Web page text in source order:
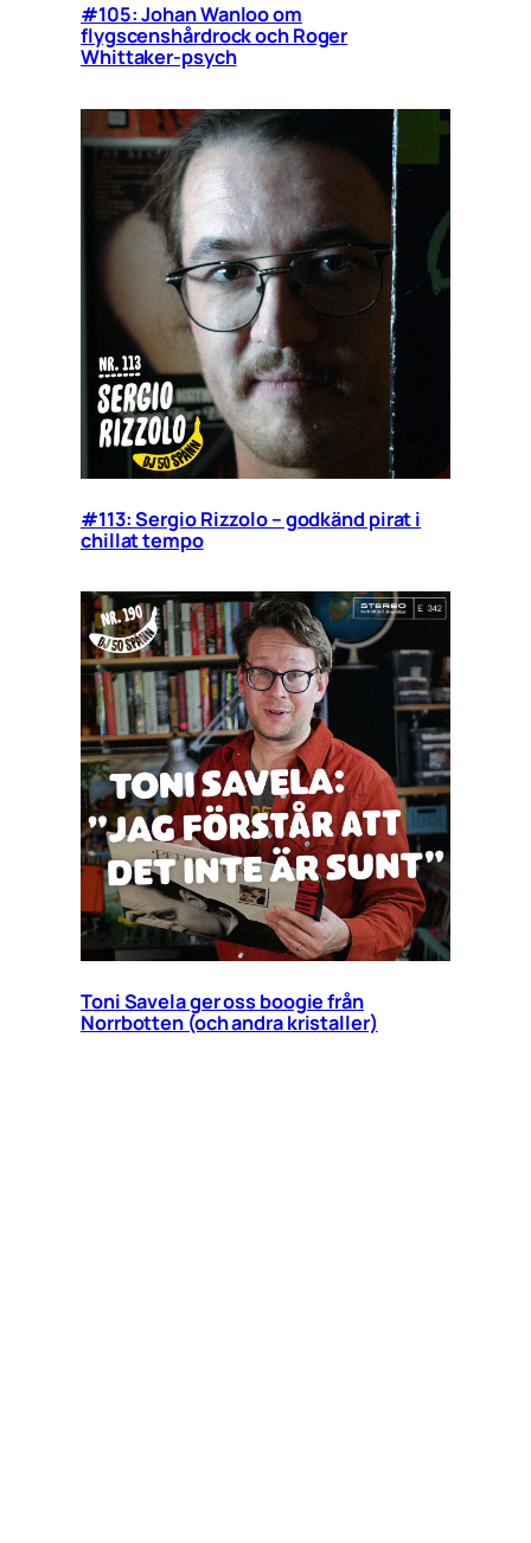
#105: Johan Wanloo om
flygscenshårdrock och Roger
Whittaker-psych
#113: Sergio Rizzolo – godkänd pirat i
chillat tempo
Toni Savela ger oss boogie från
Norrbotten (och andra kristaller)